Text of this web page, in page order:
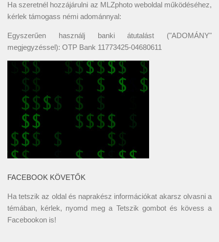
Ha szeretnél hozzájárulni az MLZphoto weboldal működéséhez,
kérlek támogass némi adománnyal:
Egyszerűen használj banki átutalást ("ADOMÁNY"
megjegyzéssel): OTP Bank 11773425-04680611
FACEBOOK KÖVETŐK
Ha tetszik az oldal és naprakész információkat akarsz olvasni a
témában, kérlek, nyomd meg a Tetszik gombot és kövess a
Facebookon is!